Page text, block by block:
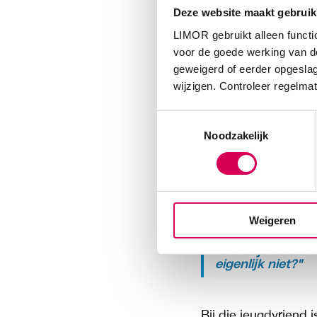
Deze website maakt
LIMOR gebruikt alleen
voor de goede werking van
geweigerd of eerder
wijzigen. Controleer
Noodzakelijk
Weigeren
Rachid verbleef
spelde iedere
werkplaats kon hij
groenvoorziening.
Niet alleen vond
Rachid zijn leven
ben naar Duitsland
"In Parijs kwam
eigenlijk niet?"